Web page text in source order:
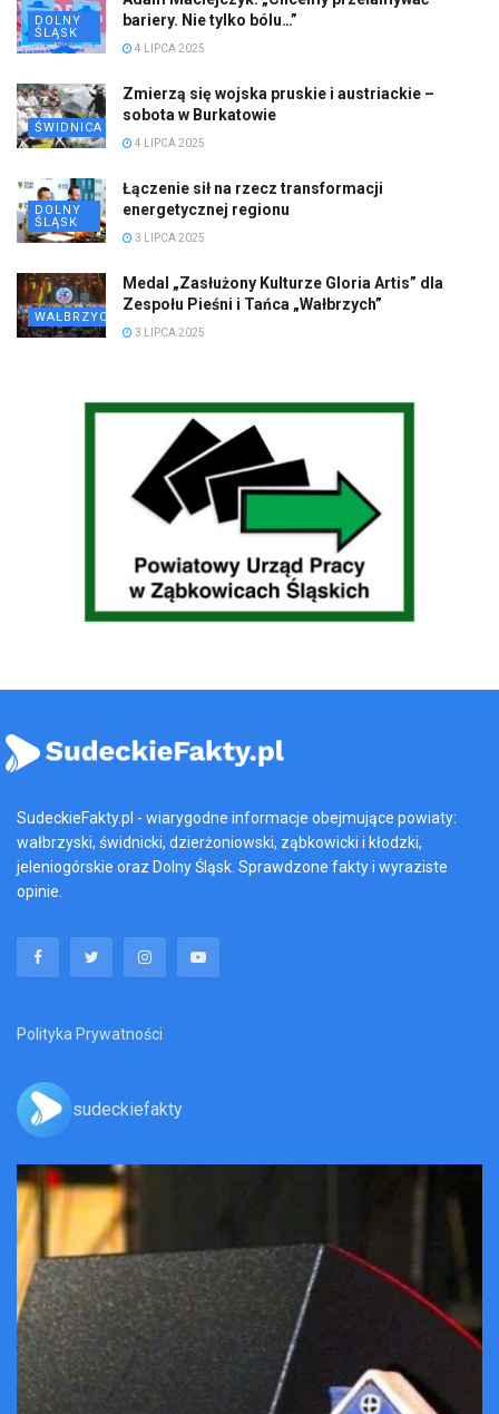
DOLNY
ŚLĄSK
bariery. Nie tylko bólu…”
4 LIPCA 2025
ŚWIDNICA
Zmierzą się wojska pruskie i austriackie –
sobota w Burkatowie
4 LIPCA 2025
DOLNY
ŚLĄSK
Łączenie sił na rzecz transformacji
energetycznej regionu
3 LIPCA 2025
WAŁBRZYCH
Medal „Zasłużony Kulturze Gloria Artis” dla
Zespołu Pieśni i Tańca „Wałbrzych”
3 LIPCA 2025
SudeckieFakty.pl - wiarygodne informacje obejmujące powiaty:
wałbrzyski, świdnicki, dzierżoniowski, ząbkowicki i kłodzki,
jeleniogórskie oraz Dolny Śląsk. Sprawdzone fakty i wyraziste
opinie.
Polityka Prywatności
sudeckiefakty